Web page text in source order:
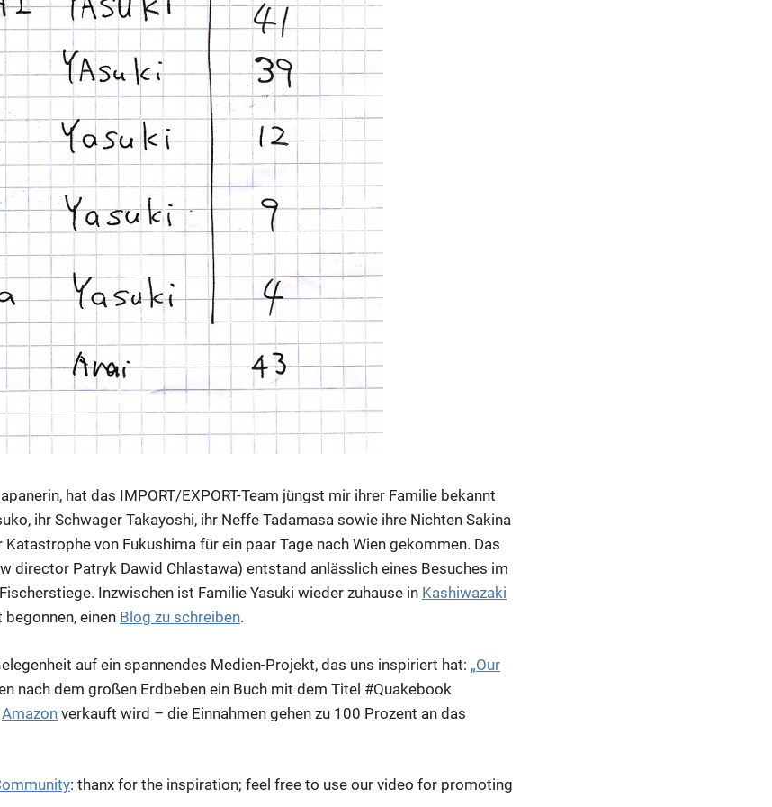
hat das IMPORT/EXPORT-Team jüngst mir ihrer Familie bekannt
ihr Schwager Takayoshi, ihr Neffe Tadamasa sowie ihre Nichten Sakina
von Fukushima für ein paar Tage nach Wien gekommen. Das
director Patryk Dawid Chlastawa) entstand anlässlich eines Besuches im
Inzwischen ist Familie Yasuki wieder zuhause in Kashiwazaki
einen Blog zu schreiben.
auf ein spannendes Medien-Projekt, das uns inspiriert hat: „Our
nach dem großen Erdbeben ein Buch mit dem Titel #Quakebook
Amazon verkauft wird – die Einnahmen gehen zu 100 Prozent an das
: thanx for the inspiration; feel free to use our video for promoting